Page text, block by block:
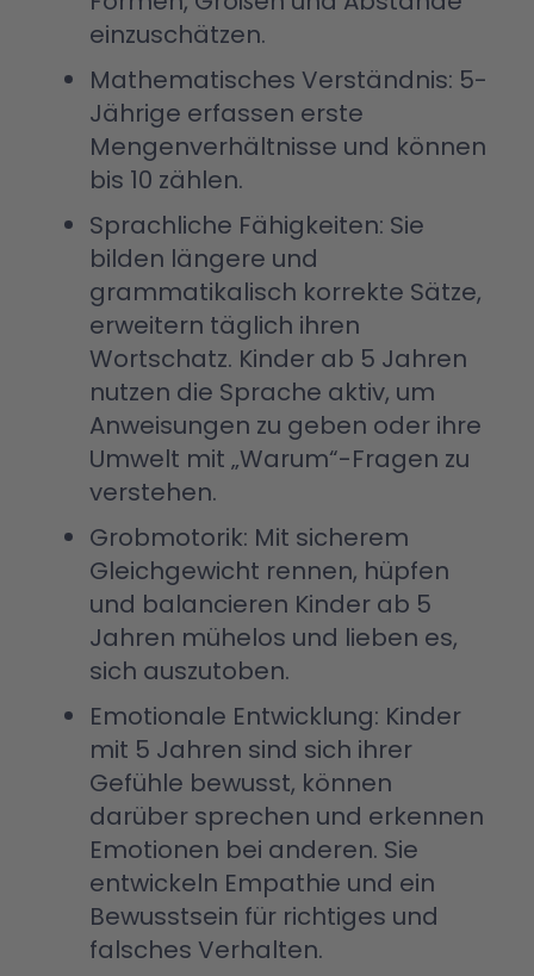
einzuschätzen.
Mathematisches Verständnis: 5-
Jährige erfassen erste
Mengenverhältnisse und können
bis 10 zählen.
Sprachliche Fähigkeiten: Sie
bilden längere und
grammatikalisch korrekte Sätze,
erweitern täglich ihren
Wortschatz. Kinder ab 5 Jahren
nutzen die Sprache aktiv, um
Anweisungen zu geben oder ihre
Umwelt mit „Warum“-Fragen zu
verstehen.
Grobmotorik: Mit sicherem
Gleichgewicht rennen, hüpfen
und balancieren Kinder ab 5
Jahren mühelos und lieben es,
sich auszutoben.
Emotionale Entwicklung: Kinder
mit 5 Jahren sind sich ihrer
Gefühle bewusst, können
darüber sprechen und erkennen
Emotionen bei anderen. Sie
entwickeln Empathie und ein
Bewusstsein für richtiges und
falsches Verhalten.